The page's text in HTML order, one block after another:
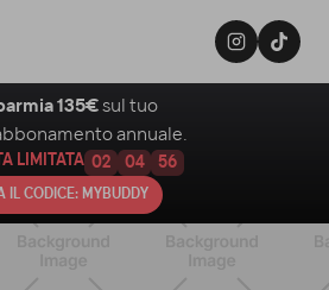
135€ sul tuo
annuale.
LIMITATA 02 04 55
IL CODICE: MYBUDDY